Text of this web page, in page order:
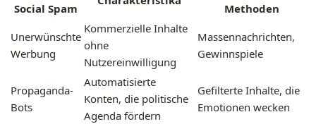
Social Spam
Methoden
Unerwünschte
Werbung
Kommerzielle Inhalte
ohne
Nutzereinwilligung
Massennachrichten,
Gewinnspiele
Propaganda-
Bots
Automatisierte
Konten, die politische
Agenda fördern
Gefilterte Inhalte, die
Emotionen wecken